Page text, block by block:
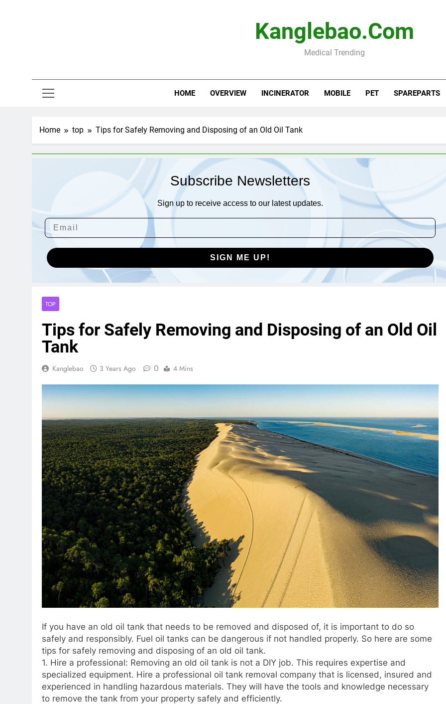
Kanglebao.com
Medical Trending
HOME OVERVIEW INCINERATOR MOBILE PET SPAREPARTS
Home top Tips for Safely Removing and Disposing of an Old Oil Tank
Subscribe Newsletters
Sign up to receive access to our latest updates.
SIGN ME UP!
TOP
Tips for Safely Removing and Disposing of an Old Oil
Tank
Kanglebao 3 Years Ago 0 4 Mins
If you have an old oil tank that needs to be removed and disposed of, it is important to do so
safely and responsibly. Fuel oil tanks can be dangerous if not handled properly. So here are some
tips for safely removing and disposing of an old oil tank.
1. Hire a professional: Removing an old oil tank is not a DIY job. This requires expertise and
specialized equipment. Hire a professional oil tank removal company that is licensed, insured and
experienced in handling hazardous materials. They will have the tools and knowledge necessary
to remove the tank from your property safely and efficiently.